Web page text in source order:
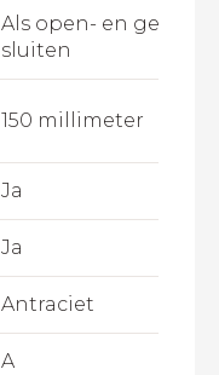
Als open- en
sluiten
150 millimeter
Ja
Ja
Antraciet
A